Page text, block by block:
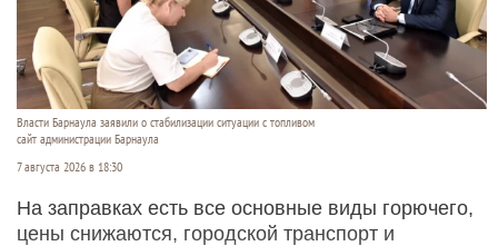
Власти Барнаула заявили о стабилизации ситуации с топливом
сайт администрации Барнаула
7 августа 2026 в 18:30
На заправках есть все основные виды горючего,
цены снижаются, городской транспорт и